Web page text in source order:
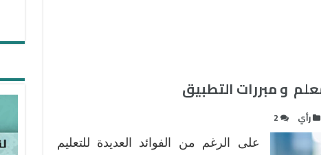
و مبررات التطبيق
رأي 2
على الرغم من الفوائد العديدة للتعليم